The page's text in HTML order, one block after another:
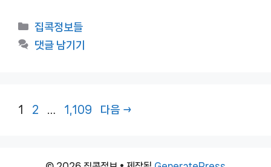
카
테
집콕정보들
댓글 남기기
페
1
페
2
페
1,109 다음 →